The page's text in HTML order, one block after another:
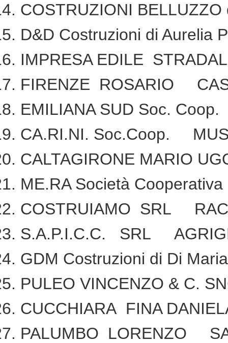
COSTRUZIONI
D&D Costruzioni di Aurelia
IMPRESA EDILE
FIRENZE ROSARIO
EMILIANA SUD Soc.
CA.RI.NI. Soc.Coop.
CALTAGIRONE MARIO
ME.RA Società
COSTRUIAMO SRL
S.A.P.I.C.C. SRL
GDM Costruzioni di Di
PULEO VINCENZO & C.
CUCCHIARA FINA
PALUMBO LORENZO